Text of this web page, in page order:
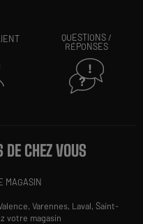
QUESTIONS /
RÉPONSES
CHEZ VOUS
MAGASIN
Varennes, Laval,Saint-
votre magasin